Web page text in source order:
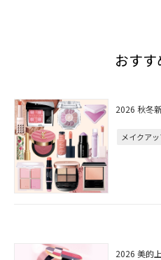
おす
2026 秋冬
メイクア
2026 美的